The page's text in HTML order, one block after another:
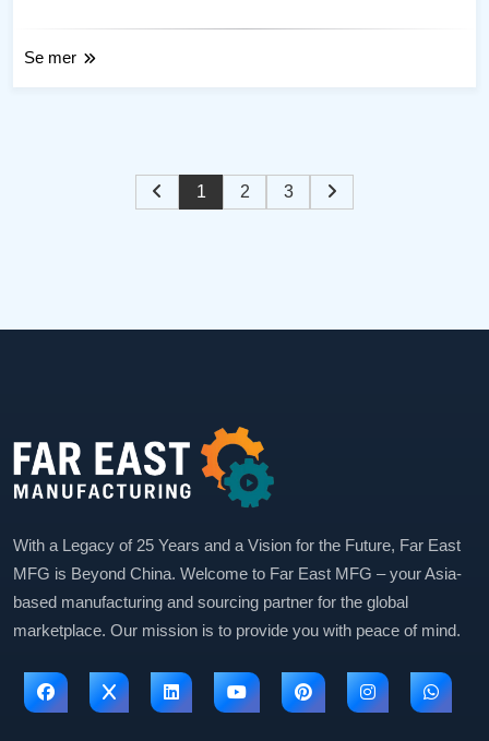
Se mer
1 2 3
With a Legacy of 25 Years and a Vision for the Future, Far East
MFG is Beyond China. Welcome to Far East MFG – your Asia-
based manufacturing and sourcing partner for the global
marketplace. Our mission is to provide you with peace of mind.